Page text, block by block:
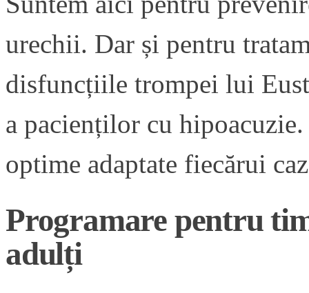
urechii. Dar și pentru
disfuncțiile trompei lui
a pacienților cu
optime adaptate fiecărui
Programare pentru
adulți